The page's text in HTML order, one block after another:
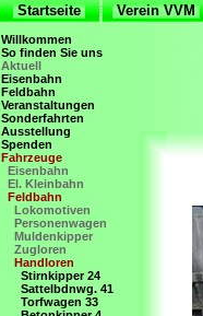
Startseite Verein VVM
Willkommen
So finden Sie uns
Aktuell
Eisenbahn
Feldbahn
Veranstaltungen
Sonderfahrten
Ausstellung
Spenden
Fahrzeuge
Eisenbahn
El. Kleinbahn
Feldbahn
Lokomotiven
Personenwagen
Muldenkipper
Zugloren
Handloren
Stirnkipper 24
Sattelbdnwg. 41
Torfwagen 33